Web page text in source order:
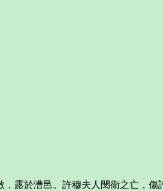
露於漕邑。許穆夫人閔衛之亡，